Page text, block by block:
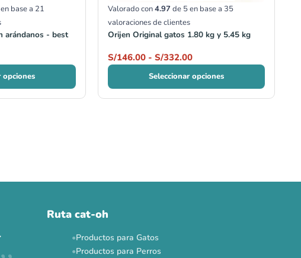
base a 21
arándanos - best
opciones
Valorado con4.97 de 5 en base a 35
valoraciones de clientes
Orijen Original gatos 1.80 kg y 5.45 kg
S/146.00 - S/332.00
Seleccionar opciones
Ruta cat-oh
Productos para Gatos
Productos para Perros